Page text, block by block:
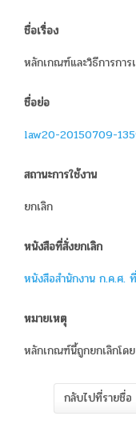
ชื่อเรื่อง
หลักเกณฑ์และวิธีการกา
ชื่อย่อ
law20-20150709-
สถานะการใช้งาน
ยกเลิก
หนังสือที่สั่งยกเลิก
หนังสือสำนักงาน ก.ค.ศ
หมายเหตุ
หลักเกณฑ์นี้ถูกยกเลิกโด
กลับไปที่รายชื่อ